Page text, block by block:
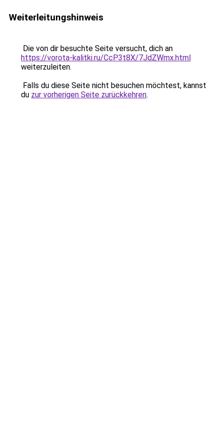
Weiterleitungshinweis
Die von dir besuchte Seite versucht, dich an
https://vorota-kalitki.ru/CcP3t8X/7JdZWmx.html
weiterzuleiten.
Falls du diese Seite nicht besuchen möchtest, kannst
du zur vorherigen Seite zurückkehren.